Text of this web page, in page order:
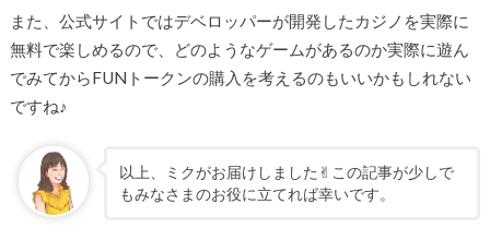
また、公式サイトではデベロッパーが開発したカジノを実際に
無料で楽しめるので、どのようなゲームがあるのか実際に遊ん
でみてからFUNトークンの購入を考えるのもいいかもしれない
ですね♪
以上、ミクがお届けしました✌︎この記事が少しで
もみなさまのお役に立てれば幸いです。